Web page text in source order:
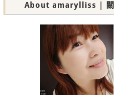
About amarylliss | 關